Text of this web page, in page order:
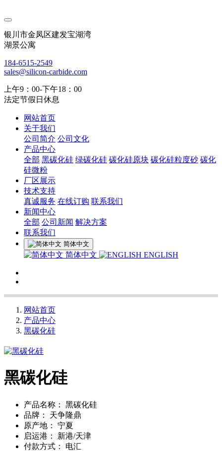
银川市金凤区建发宝湖湾
湖景公寓
184-6515-2549
sales@silicon-carbide.com
上午9：00-下午18：00
法定节假日休息
网站首页
关于我们
公司简介 公司文化
产品中心
全部 黑碳化硅 绿碳化硅 碳化硅原块 碳化硅粒度砂 碳化
硅微粉
厂区展示
技术支持
真诚服务 在线订购 联系我们
新闻中心
全部 公司新闻 解决方案
联系我们
简体中文
简体中文 ENGLISH
网站首页
产品中心
黑碳化硅
黑碳化硅
产品名称：
黑碳化硅
品牌：
天争隆鼎
原产地：
宁夏
启运港：
新港/天津
付款方式：
电汇